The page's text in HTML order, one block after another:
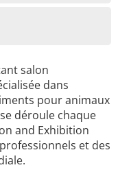
salon
dans
pour animaux
déroule chaque
and Exhibition
et des